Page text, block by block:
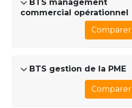
BTS management
commercial opérationnel
Comparer
BTS gestion de la PME
Comparer